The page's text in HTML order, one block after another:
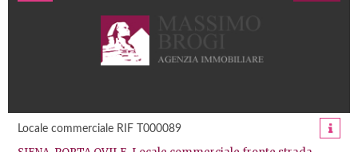
Locale commerciale RIF T000089